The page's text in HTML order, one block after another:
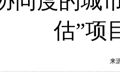
估”项
来